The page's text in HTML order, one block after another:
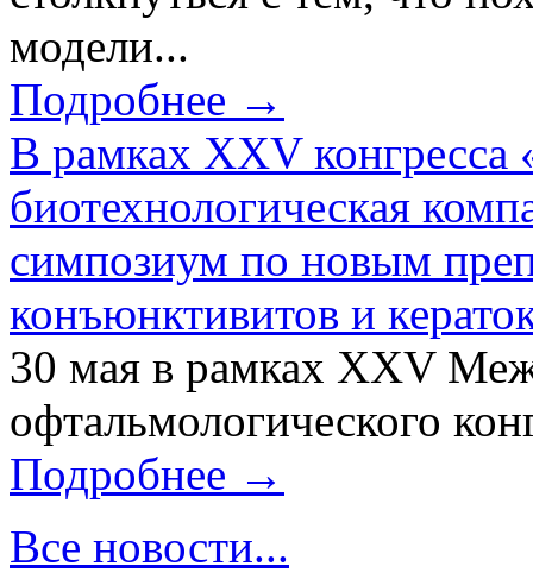
модели...
Подробнее →
В рамках XXV конгресса
биотехнологическая
симпозиум по новым
конъюнктивитов и
30 мая в рамках XXV
офтальмологического
Подробнее →
Все новости...